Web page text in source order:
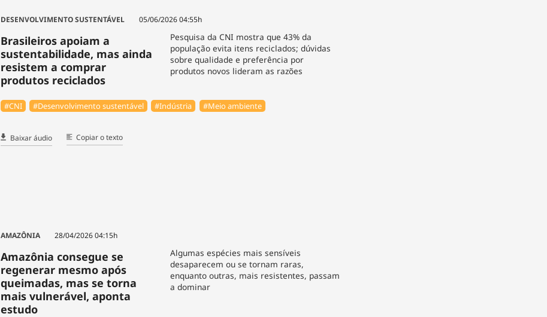
DESENVOLVIMENTO SUSTENTÁVEL 05/06/2026 04:55h
Brasileiros apoiam a
sustentabilidade, mas ainda
resistem a comprar
produtos reciclados
Pesquisa da CNI mostra que 43% da
população evita itens reciclados; dúvidas
sobre qualidade e preferência por
produtos novos lideram as razões
#CNI #Desenvolvimento sustentável #Indústria #Meio ambiente
Baixar áudio Copiar o texto
AMAZÔNIA 28/04/2026 04:15h
Amazônia consegue se
regenerar mesmo após
queimadas, mas se torna
mais vulnerável, aponta
estudo
Algumas espécies mais sensíveis
desaparecem ou se tornam raras,
enquanto outras, mais resistentes, passam
a dominar